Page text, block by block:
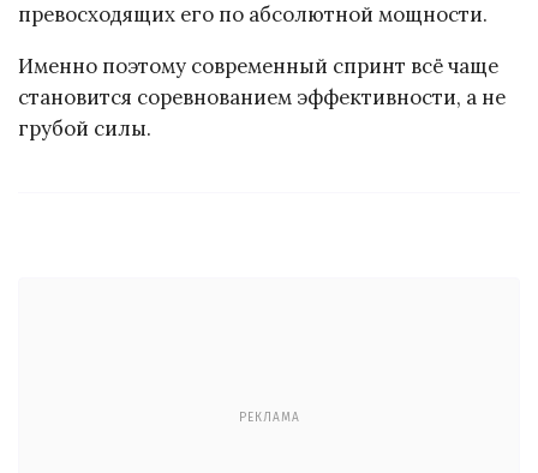
превосходящих его по абсолютной мощности.
Именно поэтому современный спринт всё чаще
становится соревнованием эффективности, а не
грубой силы.
РЕКЛАМА